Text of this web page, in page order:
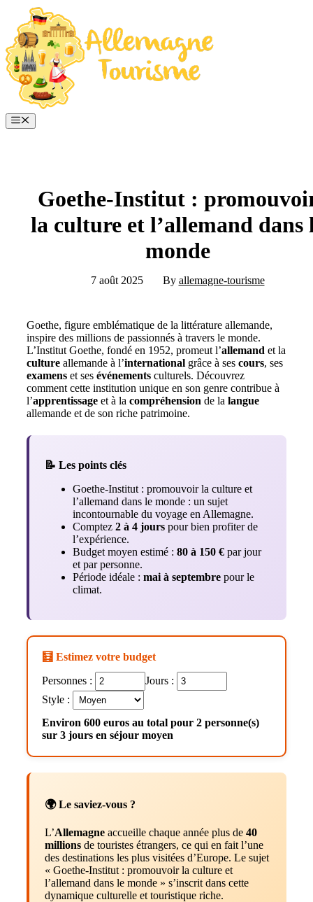
contenu
Menu
Goethe‑Institut :
la culture et l’allemand dans
monde
7 août 2025 By allemagne-tourisme
Goethe, figure emblématique de la littérature allemande,
inspire des millions de passionnés à travers le monde.
L’Institut Goethe, fondé en 1952, promeut l’allemand et la
culture allemande à l’international grâce à ses cours, ses
examens et ses événements culturels. Découvrez
comment cette institution unique en son genre contribue à
l’apprentissage et à la compréhension de la langue
allemande et de son riche patrimoine.
📝 Les points clés
Goethe‑Institut : promouvoir la culture et
l’allemand dans le monde : un sujet
incontournable du voyage en Allemagne.
Comptez 2 à 4 jours pour bien profiter de
l’expérience.
Budget moyen estimé : 80 à 150 € par jour
et par personne.
Période idéale : mai à septembre pour le
climat.
🧮 Estimez votre budget
Personnes :
Jours :
Style :
Environ 600 euros au total pour 2 personne(s)
sur 3 jours en séjour moyen
🌍 Le saviez-vous ?
L’Allemagne accueille chaque année plus de 40
millions de touristes étrangers, ce qui en fait l’une
des destinations les plus visitées d’Europe. Le sujet
« Goethe‑Institut : promouvoir la culture et
l’allemand dans le monde » s’inscrit dans cette
dynamique culturelle et touristique riche.